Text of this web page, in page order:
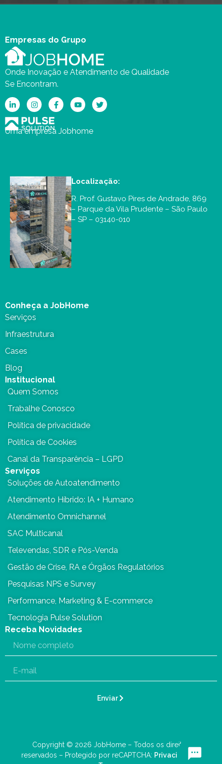
Empresas do Grupo
Onde Inovação e Atendimento de Qualidade
Se Encontram.
Uma empresa Jobhome
Localização:
R. Prof. Gustavo Pires de Andrade, 869
– Parque da Vila Prudente – São Paulo
– SP – 03140-010
Conheça a JobHome
Serviços
Infraestrutura
Cases
Blog
Institucional
Quem Somos
Trabalhe Conosco
Política de privacidade
Política de Cookies
Canal da Transparência – LGPD
Serviços
Soluções de Autoatendimento
Atendimento Híbrido: IA + Humano
Atendimento Omnichannel
SAC Multicanal
Televendas, SDR e Pós-Venda
Gestão de Crise, RA e Órgãos Regulatórios
Pesquisas NPS e Survey
Performance, Marketing & E-commerce
Tecnologia Pulse Solution
Receba Novidades
Enviar
Copyright © 2026 JobHome – Todos os direitos
reservados – Protegido por reCAPTCHA: Privacidade–